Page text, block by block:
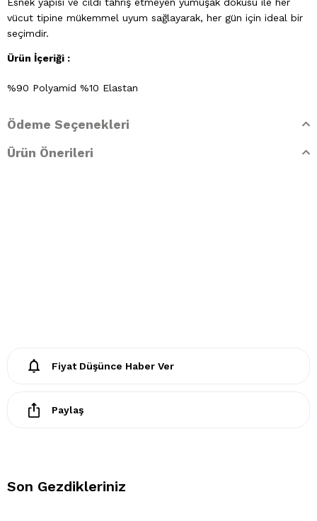
vücut tipine mükemmel uyum sağlayarak, her gün için ideal bir
seçimdir.
Ürün İçeriği :
%90 Polyamid %10 Elastan
Ödeme Seçenekleri
Ürün Önerileri
Fiyat Düşünce Haber Ver
Paylaş
Son Gezdikleriniz